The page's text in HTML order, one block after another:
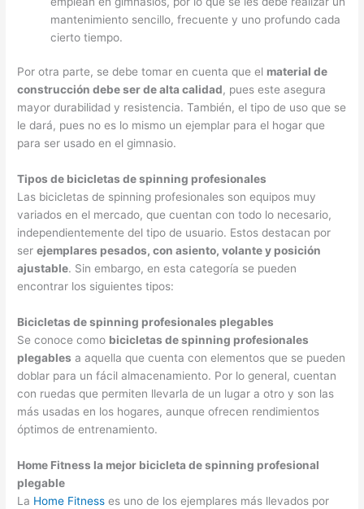
mantenimiento sencillo, frecuente y uno profundo cada
cierto tiempo.
Por otra parte, se debe tomar en cuenta que el material de
construcción debe ser de alta calidad, pues este asegura
mayor durabilidad y resistencia. También, el tipo de uso que se
le dará, pues no es lo mismo un ejemplar para el hogar que
para ser usado en el gimnasio.
Tipos de bicicletas de spinning profesionales
Las bicicletas de spinning profesionales son equipos muy
variados en el mercado, que cuentan con todo lo necesario,
independientemente del tipo de usuario. Estos destacan por
serejemplares pesados, con asiento, volante y posición
ajustable. Sin embargo, en esta categoría se pueden
encontrar los siguientes tipos:
Bicicletas de spinning profesionales plegables
Se conoce como bicicletas de spinning profesionales
plegables a aquella que cuenta con elementos que se pueden
doblar para un fácil almacenamiento. Por lo general, cuentan
con ruedas que permiten llevarla de un lugar a otro y son las
más usadas en los hogares, aunque ofrecen rendimientos
óptimos de entrenamiento.
Home Fitness la mejor bicicleta de spinning profesional
plegable
La Home Fitness es uno de los ejemplares más llevados por